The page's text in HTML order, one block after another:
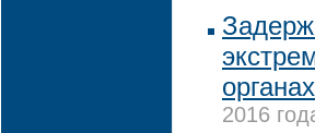
2016